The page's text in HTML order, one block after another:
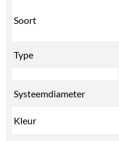
Soort
Type
Systeemdiameter
Kleur